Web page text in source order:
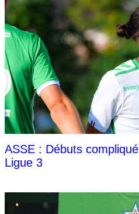
ASSE : Débuts
Ligue 3